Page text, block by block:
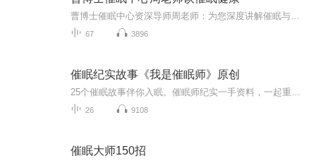
67 3896
催眠纪实故事《我是催眠师》原创
26 9108
催眠大师150招